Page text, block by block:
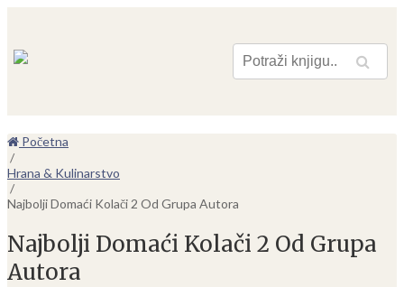
Pretraga
Početna
/
Hrana & Kulinarstvo
/
Najbolji Domaći Kolači 2 Od Grupa Autora
Najbolji Domaći Kolači 2 Od Grupa
Autora